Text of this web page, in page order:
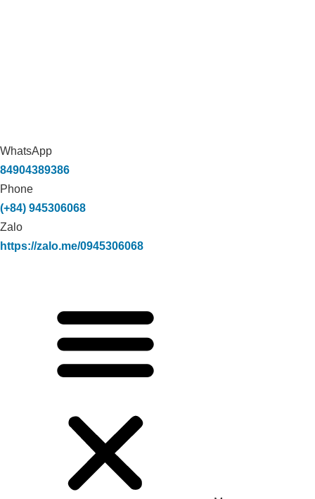
WhatsApp
84904389386
Phone
(+84) 945306068
Zalo
https://zalo.me/0945306068